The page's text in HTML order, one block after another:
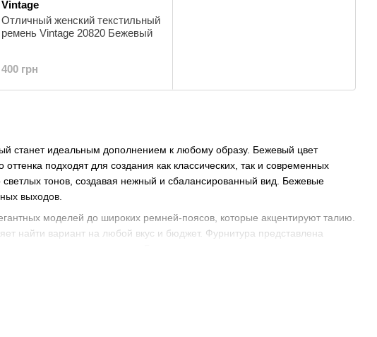
станет идеальным дополнением к любому образу. Бежевый цвет
подходят для создания как классических, так и современных
тонов, создавая нежный и сбалансированный вид. Бежевые
выходов.
моделей до широких ремней-поясов, которые акцентируют талию.
найти вариант на любой вкус и бюджет. Фурнитура представлена
Vintage
Отличный женский текстильный
ремень Vintage 20820 Бежевый
400 грн